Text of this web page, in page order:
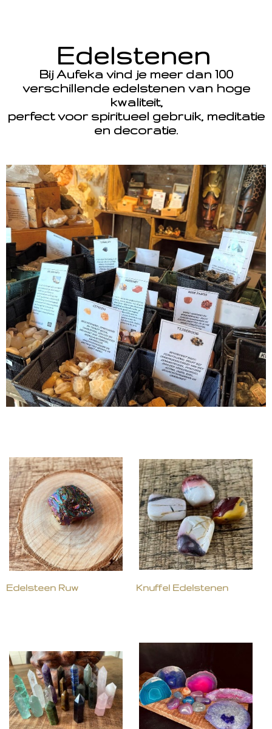
Edelstenen
Bij Aufeka vind je meer dan 100
verschillende edelstenen van hoge
kwaliteit,
perfect voor spiritueel gebruik, meditatie
en decoratie.
Edelsteen Ruw Knuffel Edelstenen